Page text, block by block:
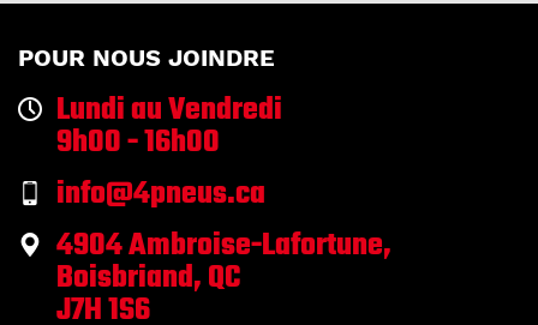
POUR NOUS JOINDRE
Lundi au Vendredi
9h00 - 16h00
info@4pneus.ca
4904 Ambroise-Lafortune,
Boisbriand, QC
J7H 1S6